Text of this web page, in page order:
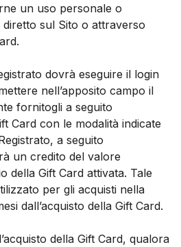
un uso personale o
sul Sito o attraverso
dovrà eseguire il login
nell’apposito campo il
fornitogli a seguito
Card con le modalità indicate
a seguito
un credito del valore
della Gift Card attivata. Tale
per gli acquisti nella
dall’acquisto della Gift Card.
della Gift Card, qualora